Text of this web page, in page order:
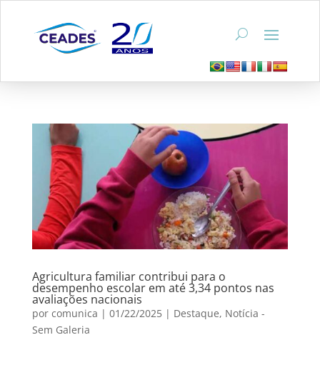
Agricultura familiar contribui para o
desempenho escolar em até 3,34 pontos nas
avaliações nacionais
por comunica | 01/22/2025| Destaque, Notícia -
Sem Galeria